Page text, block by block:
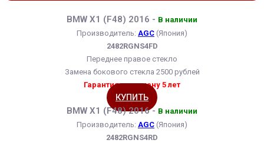
BMW X1 (F48) 2016 - В наличии
Производитель: AGC (Япония)
2482RGNS4FD
Переднее правое стекло
Замена бокового стекла 2500 рублей
Гарантия на замену 5 лет
КУПИТЬ
BMW X1 (F48) 2016 - В наличии
Производитель: AGC (Япония)
2482RGNS4RD